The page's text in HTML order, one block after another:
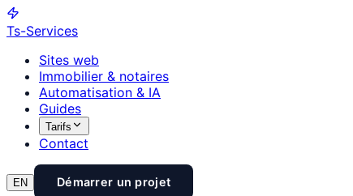
Ts-Services
Sites web
Immobilier & notaires
Automatisation & IA
Guides
Tarifs
Contact
EN Démarrer un projet